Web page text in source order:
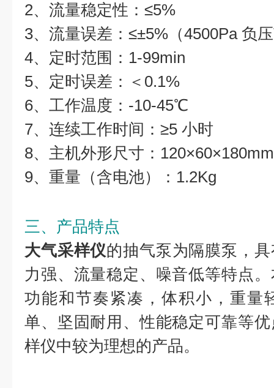
2、流量稳定性：≤5%
3、流量误差：≤±5%（4500Pa 负
4、定时范围：1-99min
5、定时误差：＜0.1%
6、工作温度：-10-45℃
7、连续工作时间：≥5 小时
8、主机外形尺寸：120×60×180mm
9、重量（含电池）：1.2Kg
三、产品特点
大气采样仪的抽气泵为隔膜泵，
力强、流量稳定、噪音低等特点
功能和节奏紧凑，体积小，重量
单、坚固耐用、性能稳定可靠等
样仪中较为理想的产品。